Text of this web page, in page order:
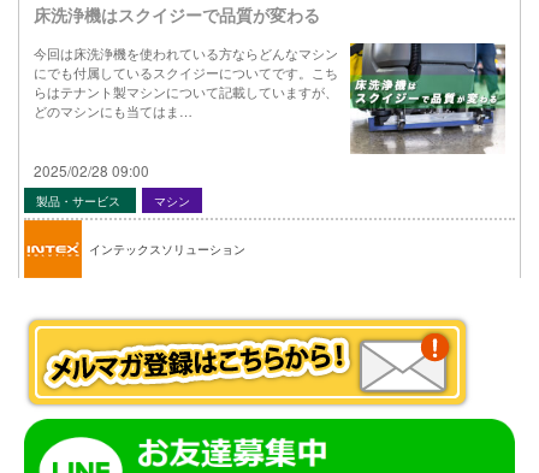
床洗浄機はスクイジーで品質が変わる
今回は床洗浄機を使われている方ならどんなマシン
にでも付属しているスクイジーについてです。こち
らはテナント製マシンについて記載していますが、
どのマシンにも当てはま…
2025/02/28 09:00
製品・サービス マシン
インテックスソリューション